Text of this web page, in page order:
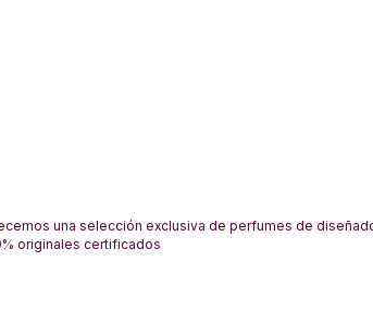
una selección exclusiva de perfumes de
originales certificados